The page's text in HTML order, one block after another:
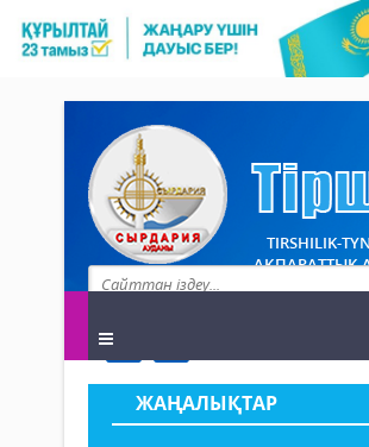
TIRSHILIK-
АҚПАРАТТЫҚ
ЖАҢАЛЫҚТАР